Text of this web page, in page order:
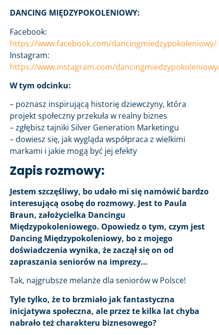
DANCING MIĘDZYPOKOLENIOWY:
Facebook:
https://www.facebook.com/dancingmiedzypokoleniowy/
Instagram:
https://www.instagram.com/
W tym odcinku:
– poznasz inspirującą historię dziewczyny, która
projekt społeczny przekuła w realny biznes
– zgłębisz tajniki Silver Generation Marketingu
– dowiesz się, jak wygląda współpraca z wielkimi
markami i jakie mogą być jej efekty
Zapis rozmowy:
Jestem szczęśliwy, bo udało mi się namówić bardzo
interesującą osobę do rozmowy. Jest to Paula
Braun, założycielka Dancingu
Międzypokoleniowego. Opowiedz o tym, czym jest
Dancing Międzypokoleniowy, bo z mojego
doświadczenia wynika, że zaczął się on od
zapraszania seniorów na imprezy…
Tak, najgrubsze melanże dla seniorów w Polsce!
Tyle tylko, że to brzmiało jak fantastyczna
inicjatywa społeczna, ale przez te kilka lat chyba
nabrało też charakteru biznesowego?